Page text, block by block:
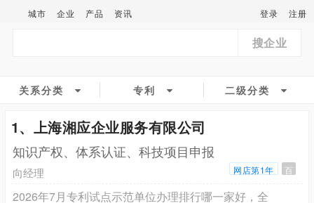
城市 企业 产品 资讯 登录 注册
搜企业
关系分类 专利 二级分类
1、上海湘应企业服务有限公司
知识产权、体系认证、科技项目申报
向经理 网店第1年 百
2026年7月专利试点示范单位办理排行哪一家好，全